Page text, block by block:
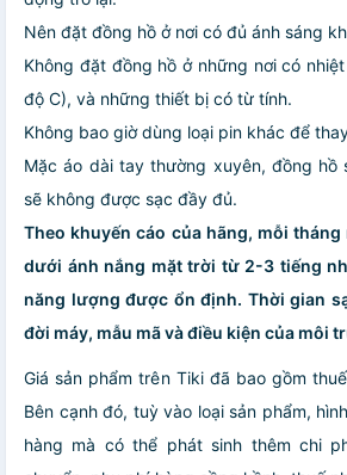
Nên đặt đồng hồ ở nơi có đủ ánh sáng
Không đặt đồng hồ ở những nơi có
độ C), và những thiết bị có từ tính.
Không bao giờ dùng loại pin khác để
Mặc áo dài tay thường xuyên, đồng hồ
sẽ không được sạc đầy đủ.
Theo khuyến cáo của hãng, mỗi
dưới ánh nắng mặt trời từ 2-3 tiếng
năng lượng được ổn định. Thời gian
đời máy, mẫu mã và điều kiện của môi
Giá sản phẩm trên Tiki đã bao gồm
Bên cạnh đó, tuỳ vào loại sản phẩm,
hàng mà có thể phát sinh thêm chi